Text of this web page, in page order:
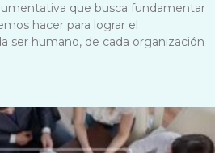
que busca fundamentar
hacer para lograr el
ser humano, de cada organización